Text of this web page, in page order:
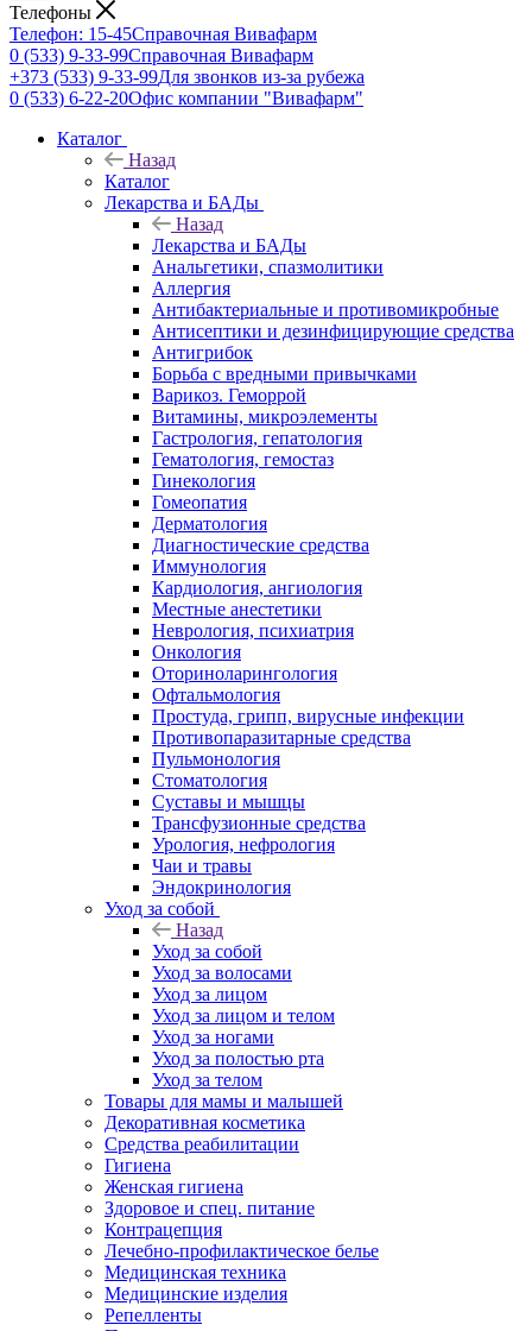
Телефоны
Телефон: 15-45Справочная Вивафарм
0 (533) 9-33-99Справочная Вивафарм
+373 (533) 9-33-99Для звонков из-за рубежа
0 (533) 6-22-20Офис компании "Вивафарм"
Каталог
Назад
Каталог
Лекарства и БАДы
Назад
Лекарства и БАДы
Анальгетики, спазмолитики
Аллергия
Антибактериальные и противомикробные
Антисептики и дезинфицирующие средства
Антигрибок
Борьба с вредными привычками
Варикоз. Геморрой
Витамины, микроэлементы
Гастрология, гепатология
Гематология, гемостаз
Гинекология
Гомеопатия
Дерматология
Диагностические средства
Иммунология
Кардиология, ангиология
Местные анестетики
Неврология, психиатрия
Онкология
Оториноларингология
Офтальмология
Простуда, грипп, вирусные инфекции
Противопаразитарные средства
Пульмонология
Стоматология
Суставы и мышцы
Трансфузионные средства
Урология, нефрология
Чаи и травы
Эндокринология
Уход за собой
Назад
Уход за собой
Уход за волосами
Уход за лицом
Уход за лицом и телом
Уход за ногами
Уход за полостью рта
Уход за телом
Товары для мамы и малышей
Декоративная косметика
Средства реабилитации
Гигиена
Женская гигиена
Здоровое и спец. питание
Контрацепция
Лечебно-профилактическое белье
Медицинская техника
Медицинские изделия
Репелленты